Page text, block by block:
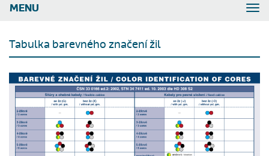
MENU
Tabulka barevného značení žil